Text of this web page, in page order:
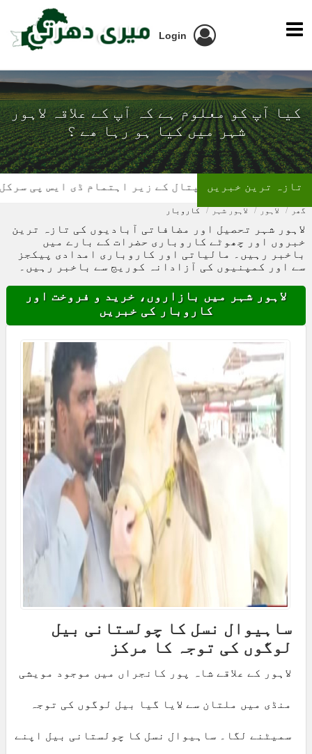
Login
کیا آپ کو معلوم ہے کہ آپ کے علاقہ لاہور
شہر میں کیا ہو رہا ھے ؟
کے زیر اہتمام ڈی ایس پی سرکل چونیاں آفس میں
تازہ ترین خبریں
گھر لاہور لاہور شہر کاروبار
لاہور شہر تحصیل اور مضافاتی آبادیوں کی تازہ ترین
خبروں اور چھوٹے کاروباری حضرات کے بارے میں
باخبر رہیں۔ مالیاتی اور کاروباری امدادی پیکجز
سے اور کمپنیوں کی آزادانہ کوریج سے باخبر رہیں۔
لاہور شہر میں بازاروں، خرید و فروخت اور
کاروبار کی خبریں
ساہیوال نسل کا چولستانی بیل
لوگوں کی توجہ کا مرکز
لاہور کے علاقے شاہ پور کانجراں میں موجود مویشی
منڈی میں ملتان سے لایا گیا بیل لوگوں کی توجہ
سمیٹنے لگا۔ ساہیوال نسل کا چولستانی بیل اپنے